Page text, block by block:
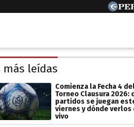
más leídas
Comienza la Fecha 4
Torneo Clausura 2026:
partidos se juegan
viernes y dónde verlos
vivo